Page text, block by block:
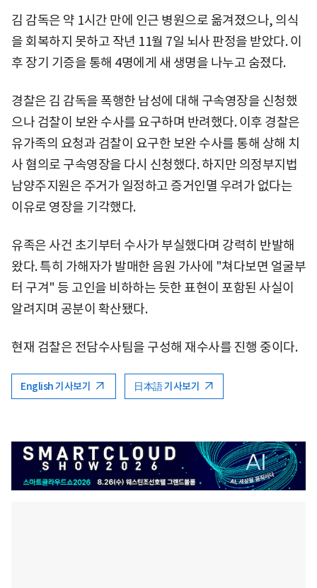
김 감독은 약 1시간 만에 인근 병원으로 옮겨졌으나, 의식
을 회복하지 못하고 작년 11월 7일 뇌사 판정을 받았다. 이
후 장기 기증을 통해 4명에게 새 생명을 나누고 숨졌다.
경찰은 김 감독을 폭행한 남성에 대해 구속영장을 신청했
으나 검찰이 보완 수사를 요구하며 반려했다. 이후 경찰은
유가족의 요청과 검찰이 요구한 보완 수사를 통해 상해 치
사 혐의로 구속영장을 다시 신청했다. 하지만 의정부지법
남양주지원은 주거가 일정하고 증거인멸 우려가 없다는
이유로 영장을 기각했다.
유족은 사건 초기부터 수사가 부실했다며 강력히 반발해
왔다. 특히 가해자가 발매한 음원 가사에 "쳐다보면 얼굴부
터 구겨" 등 고인을 비하하는 듯한 표현이 포함된 사실이
알려지며 공분이 확산됐다.
현재 검찰은 전담수사팀을 구성해 재수사를 진행 중이다.
English 기사보기 日本語 기사보기